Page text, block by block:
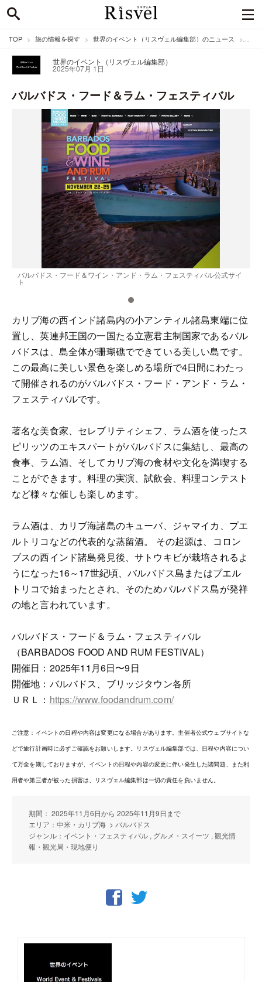
TOP 旅の情報を探す 世界のイベント（リスヴェル編集部）のニュース
世界のイベント（リスヴェル編集部）
2025年07月 1日
バルバドス・フード＆ラム・フェスティバル
バルバドス・フード＆ワイン・アンド・ラム・フェスティバル公式サイ
ト
カリブ海の西インド諸島内の小アンティル諸島東端に位
置し、英連邦王国の一国たる立憲君主制国家であるバル
バドスは、島全体が珊瑚礁でできている美しい島です。
この最高に美しい景色を楽しめる場所で4日間にわたっ
て開催されるのがバルバドス・フード・アンド・ラム・
フェスティバルです。
著名な美食家、セレブリティシェフ、ラム酒を使ったス
ピリッツのエキスパートがバルバドスに集結し、最高の
食事、ラム酒、そしてカリブ海の食材や文化を満喫する
ことができます。料理の実演、試飲会、料理コンテスト
など様々な催しも楽しめます。
ラム酒は、カリブ海諸島のキューバ、ジャマイカ、プエ
ルトリコなどの代表的な蒸留酒。 その起源は、コロン
ブスの西インド諸島発見後、サトウキビが栽培されるよ
うになった16～17世紀頃、バルバドス島またはプエル
トリコで始まったとされ、そのためバルバドス島が発祥
の地と言われています。
バルバドス・フード＆ラム・フェスティバル
（BARBADOS FOOD AND RUM FESTIVAL）
開催日：2025年11月6日〜9日
開催地：バルバドス、ブリッジタウン各所
ＵＲＬ： https://www.foodandrum.com/
ご注意：イベントの日程や内容は変更になる場合があります。主催者公式ウェブサイトな
どで旅行計画時に必ずご確認をお願いします。リスヴェル編集部では、日程や内容につい
て万全を期しておりますが、イベントの日程や内容の変更に伴い発生した諸問題、また利
用者や第三者が被った損害は、リスヴェル編集部は一切の責任を負いません。
期間： 2025年11月6日から 2025年11月9日まで
エリア：中米・カリブ海 > バルバドス
ジャンル：イベント・フェスティバル , グルメ・スイーツ , 観光情
報・観光局・現地便り